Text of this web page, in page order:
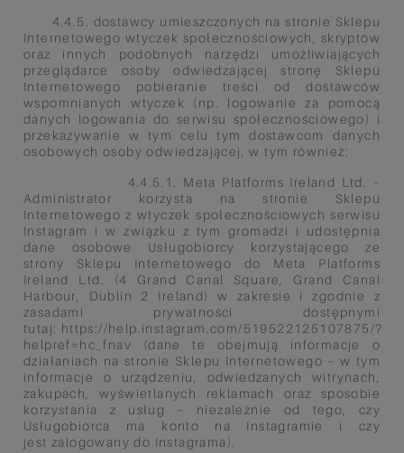
4.4.5. dostawcy umieszczonych na stronie Sklepu
Internetowego wtyczek społecznościowych, skryptów
oraz innych podobnych narzędzi umożliwiających
przeglądarce osoby odwiedzającej stronę Sklepu
Internetowego pobieranie treści od dostawców
wspomnianych wtyczek (np. logowanie za pomocą
danych logowania do serwisuspołecznościowego) i
przekazywanie w tym celu tym dostawcom danych
osobowych osoby odwiedzającej, w tym również:
4.4.5.1. Meta Platforms Ireland Ltd. –
Administrator korzysta na stronie Sklepu
Internetowego z wtyczek społecznościowychserwisu
Instagram i w związku z tym gromadzi i udostępnia
dane osobowe Usługobiorcy korzystającego ze
strony Sklepu Internetowego do Meta Platforms
Ireland Ltd. (4 Grand Canal Square, Grand Canal
Harbour, Dublin 2 Ireland) w zakresie i zgodnie z
zasadami prywatności dostępnymi
tutaj: https://help.instagram.com/519522125107875/?
helpref=hc_fnav (dane te obejmują informacje o
działaniach na stronie Sklepu Internetowego – w tym
informacje o urządzeniu, odwiedzanych witrynach,
zakupach, wyświetlanych reklamach oraz sposobie
korzystania z usług – niezależnie od tego, czy
Usługobiorca ma konto na Instagramie i czy
jest zalogowany do Instagrama).